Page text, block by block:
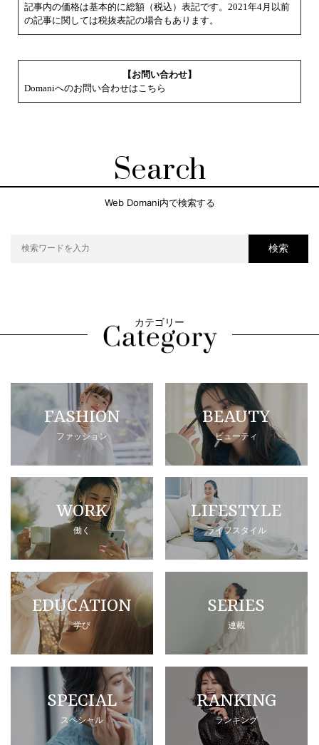
記事内の価格は基本的に総額（税込）表記です。2021年4月以前
の記事に関しては税抜表記の場合もあります。
【お問い合わせ】
Domaniへのお問い合わせはこちら
Search
Web Domani内で検索する
検索
カテゴリー
FASHION
ファッション
BEAUTY
ビューティ
WORK
働く
LIFESTYLE
ライフスタイル
EDUCATION
学び
SERIES
連載
SPECIAL
スペシャル
RANKING
ランキング